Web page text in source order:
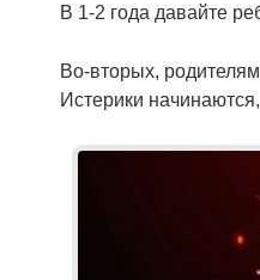
В 1-2 года давайте
Во-вторых,
Истерики